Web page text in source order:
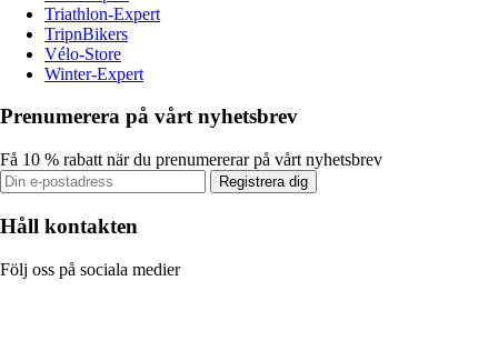
Triathlon-Expert
TripnBikers
Vélo-Store
Winter-Expert
Prenumerera på vårt nyhetsbrev
Få 10 % rabatt när du prenumererar på vårt nyhetsbrev
Registrera dig
Håll kontakten
Följ oss på sociala medier